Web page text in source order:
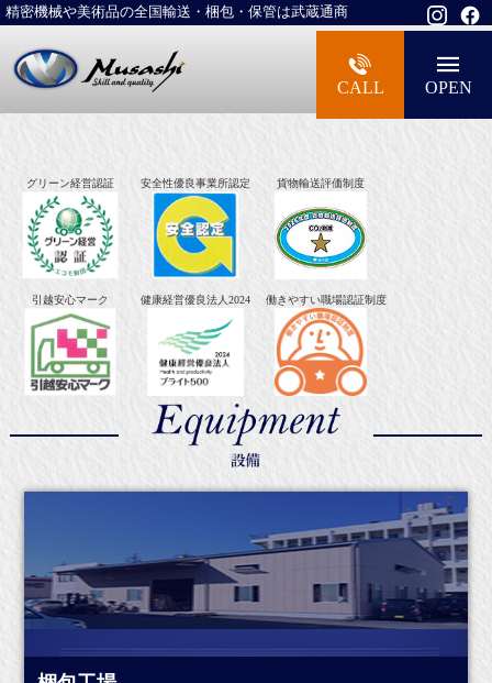
精密機械や美術品の全国輸送・梱包・保管は武蔵通商
大型精密機械・美術品・高級楽器の梱包・
CALL OPEN
グリーン経営認証 安全性優良事業所認定 貨物輸送評価制度
引越安心マーク 健康経営優良法人2024 働きやすい職場認証制度